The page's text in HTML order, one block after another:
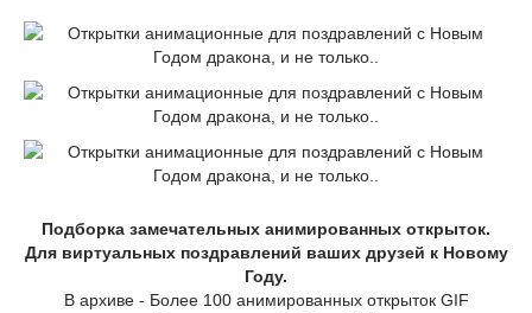
Подборка замечательных анимированных открыток.
Для виртуальных поздравлений ваших друзей к Новому
Году.
В архиве - Более 100 анимированных открыток GIF